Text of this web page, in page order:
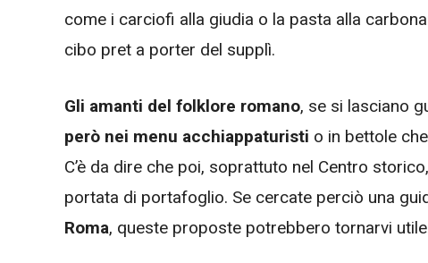
come i carciofi alla giudia o la pasta alla
cibo pret a porter del supplì.
Gli amanti del folklore romano, se si lasciano
però nei menu acchiappaturisti o in bettole
C’è da dire che poi, soprattuto nel Centro
portata di portafoglio. Se cercate perciò una
Roma, queste proposte potrebbero tornarvi